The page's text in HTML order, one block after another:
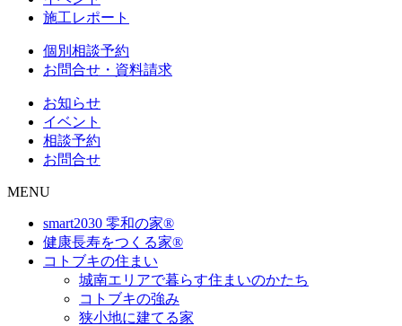
施工レポート
個別相談予約
お問合せ・資料請求
お知らせ
イベント
相談予約
お問合せ
MENU
smart2030 零和の家®
健康長寿をつくる家®
コトブキの住まい
城南エリアで暮らす住まいのかたち
コトブキの強み
狭小地に建てる家